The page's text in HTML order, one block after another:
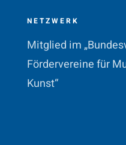
NETZWERK
Mitglied im
Fördervereine für
Kunst“